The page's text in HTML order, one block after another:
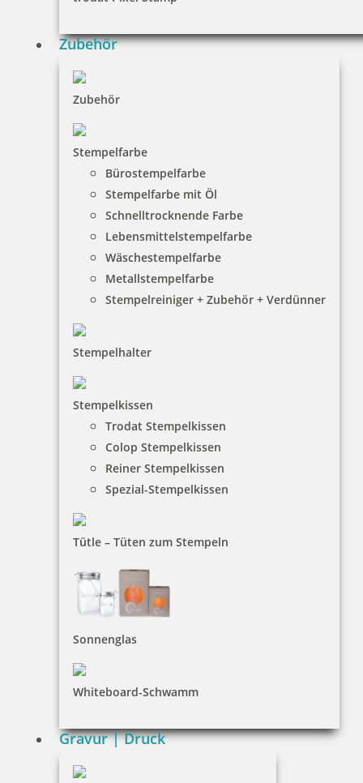
Zubehör
Zubehör
Stempelfarbe
Bürostempelfarbe
Stempelfarbe mit Öl
Schnelltrocknende Farbe
Lebensmittelstempelfarbe
Wäschestempelfarbe
Metallstempelfarbe
Stempelreiniger + Zubehör + Verdünner
Stempelhalter
Stempelkissen
Trodat Stempelkissen
Colop Stempelkissen
Reiner Stempelkissen
Spezial-Stempelkissen
Tütle – Tüten zum Stempeln
Sonnenglas
Whiteboard-Schwamm
Gravur | Druck
Versandinformationen
Zahlungsbedingungen
Dateiformate
INFORMATIONEN
Impressum
Widerruf